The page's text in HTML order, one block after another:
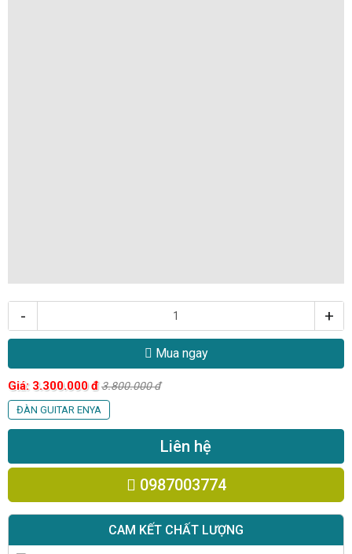
- +
Mua ngay
Giá: 3.300.000 đ 3.800.000đ
ĐÀN GUITAR ENYA
Liên hệ
0987003774
CAM KẾT CHẤT LƯỢNG